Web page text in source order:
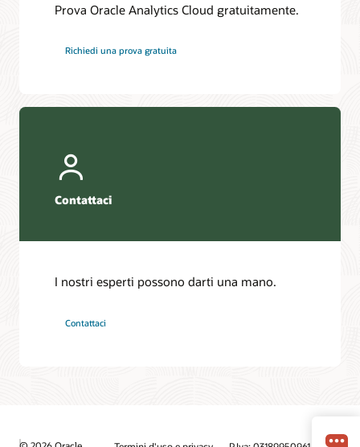
Prova Oracle Analytics Cloud gratuitamente.
Richiedi una prova gratuita
Contattaci
I nostri esperti possono darti una mano.
Contattaci